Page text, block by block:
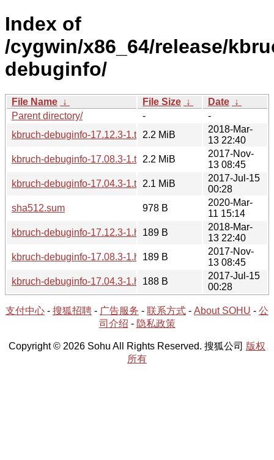
Index of
/cygwin/x86_64/release/
debuginfo/
File Name ↓ File Size ↓ Date ↓
Parent directory/
-
-
kbruch-debuginfo-17.12.3-1.tar.xz2.2 MiB
2018-Mar-
13 22:40
kbruch-debuginfo-17.08.3-1.tar.xz2.2 MiB
2017-Nov-
13 08:45
kbruch-debuginfo-17.04.3-1.tar.xz2.1 MiB
2017-Jul-15
00:28
sha512.sum
978 B
2020-Mar-
11 15:14
kbruch-debuginfo-17.12.3-1.hint189 B
2018-Mar-
13 22:40
kbruch-debuginfo-17.08.3-1.hint189 B
2017-Nov-
13 08:45
kbruch-debuginfo-17.04.3-1.hint188 B
2017-Jul-15
00:28
支付中心 - 搜狐招聘 - 广告服务 - 联系方式 - About SOHU - 公
司介绍 - 隐私政策
Copyright © 2026 Sohu All Rights Reserved. 搜狐公司 版权
所有